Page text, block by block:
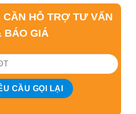
CẦN HỖ TRỢ TƯ VẤN
BÁO GIÁ